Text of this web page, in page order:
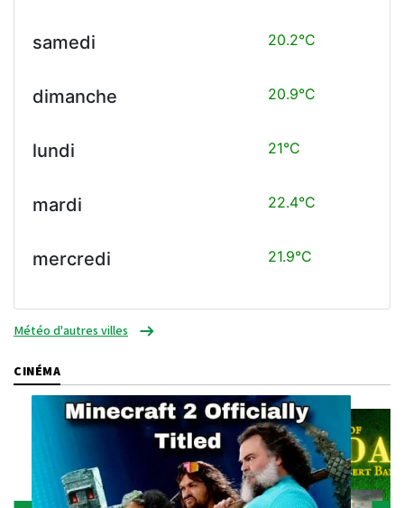
samedi 20.2°C
dimanche 20.9°C
lundi 21°C
mardi 22.4°C
mercredi 21.9°C
Météo d'autres villes
CINÉMA